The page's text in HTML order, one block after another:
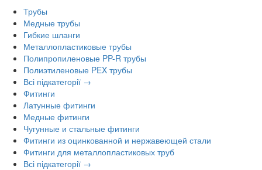
Трубы
Медные трубы
Гибкие шланги
Металлопластиковые трубы
Полипропиленовые PP-R трубы
Полиэтиленовые PEX трубы
Всі підкатегорії →
Фитинги
Латунные фитинги
Медные фитинги
Чугунные и стальные фитинги
Фитинги из оцинкованной и нержавеющей стали
Фитинги для металлопластиковых труб
Всі підкатегорії →